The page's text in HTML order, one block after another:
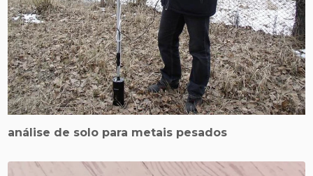
análise de solo para metais pesados